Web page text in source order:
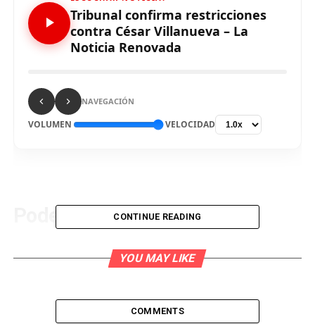
Tribunal confirma restricciones
contra César Villanueva – La
Noticia Renovada
NAVEGACIÓN
VOLUMEN VELOCIDAD
Poder Judicial ratificó las
limitaciones que se le
impusieron en primera instancia
a César Villanueva Arévalo,
CONTINUE READING
YOU MAY LIKE
COMMENTS